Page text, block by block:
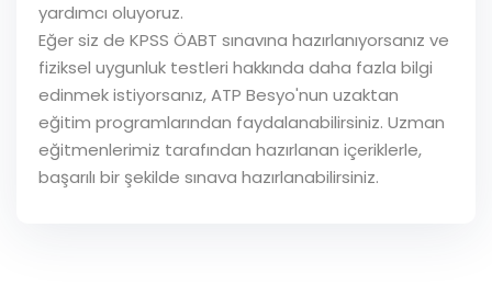
yardımcı oluyoruz.
Eğer siz de KPSS ÖABT sınavına hazırlanıyorsanız ve
fiziksel uygunluk testleri hakkında daha fazla bilgi
edinmek istiyorsanız, ATP Besyo'nun uzaktan
eğitim programlarından faydalanabilirsiniz. Uzman
eğitmenlerimiz tarafından hazırlanan içeriklerle,
başarılı bir şekilde sınava hazırlanabilirsiniz.